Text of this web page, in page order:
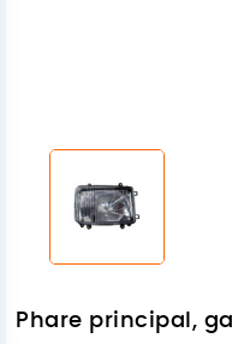
Phare principal,